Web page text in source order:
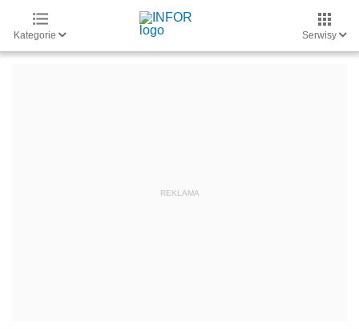
Kategorie Serwisy